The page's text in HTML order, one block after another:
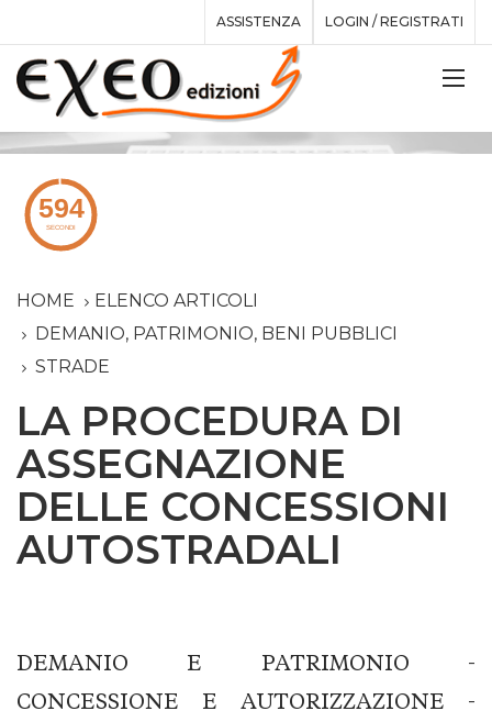
ASSISTENZA LOGIN / REGISTRATI
HOME
ELENCO ARTICOLI
DEMANIO, PATRIMONIO, BENI PUBBLICI
STRADE
LA PROCEDURA DI
ASSEGNAZIONE
DELLE CONCESSIONI
AUTOSTRADALI
DEMANIO E PATRIMONIO -
CONCESSIONE E AUTORIZZAZIONE -